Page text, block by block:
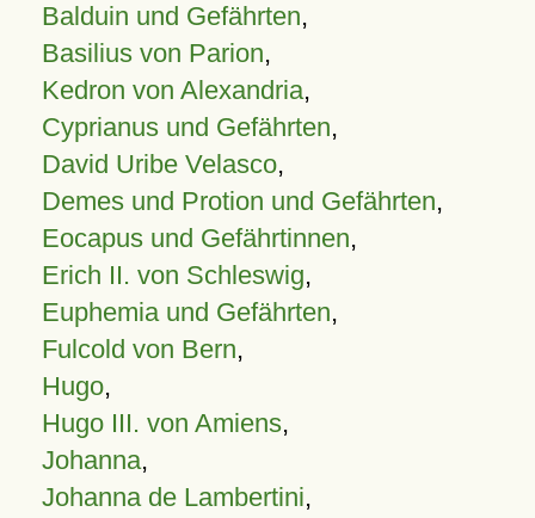
Balduin und Gefährten,
Basilius von Parion,
Kedron von Alexandria,
Cyprianus und Gefährten,
David Uribe Velasco,
Demes und Protion und Gefährten,
Eocapus und Gefährtinnen,
Erich II. von Schleswig,
Euphemia und Gefährten,
Fulcold von Bern,
Hugo,
Hugo III. von Amiens,
Johanna,
Johanna de Lambertini,